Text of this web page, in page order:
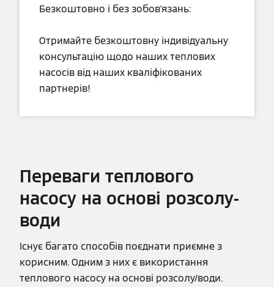
Безкоштовно і без зобов'язань:
Отримайте безкоштовну індивідуальну
консультацію щодо наших теплових
насосів від наших кваліфікованих
партнерів!
Переваги теплового
насосу на основі розсолу-
води
Існує багато способів поєднати приємне з
корисним. Одним з них є використання
теплового насосу на основі розсолу/води.